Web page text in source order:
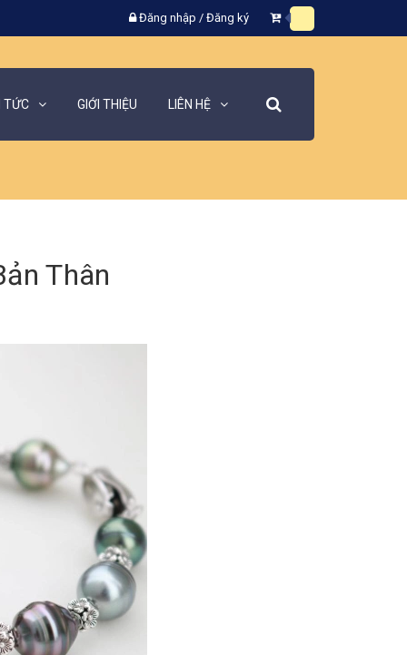
Đăng nhập / Đăng ký
TỨC GIỚI THIỆU LIÊN HỆ
Thân